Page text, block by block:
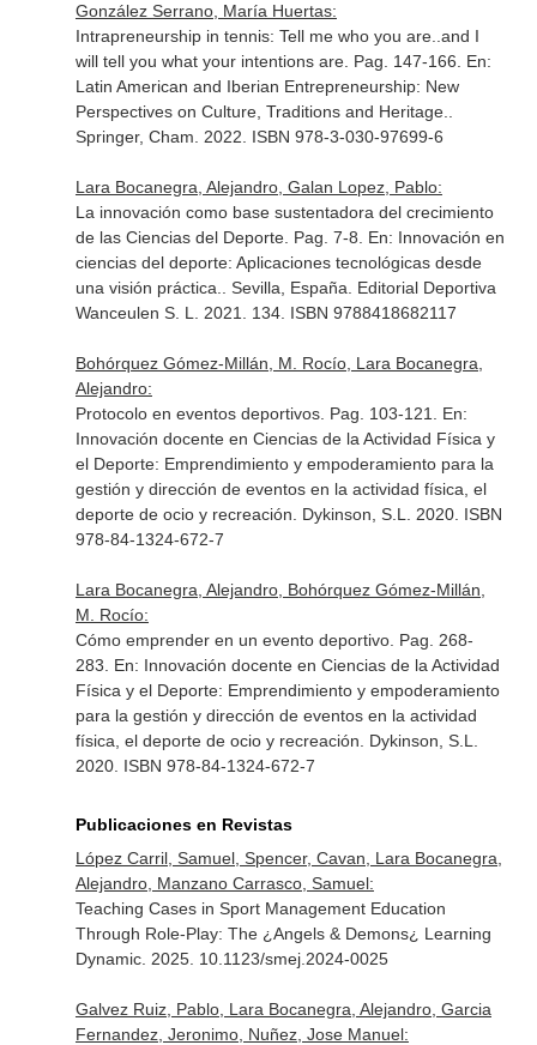
González Serrano, María Huertas:
Intrapreneurship in tennis: Tell me who you are..and I
will tell you what your intentions are. Pag. 147-166. En:
Latin American and Iberian Entrepreneurship: New
Perspectives on Culture, Traditions and Heritage.
Springer, Cham. 2022. ISBN 978-3-030-97699-6
Lara Bocanegra, Alejandro, Galan Lopez, Pablo:
La innovación como base sustentadora del crecimiento
de las Ciencias del Deporte. Pag. 7-8. En: Innovación en
ciencias del deporte: Aplicaciones tecnológicas desde
una visión práctica.
. Sevilla, España. Editorial Deportiva
Wanceulen S. L. 2021. 134. ISBN 9788418682117
Bohórquez Gómez-Millán, M. Rocío, Lara Bocanegra,
Alejandro:
Protocolo en eventos deportivos. Pag. 103-121. En:
Innovación docente en Ciencias de la Actividad Física y
el Deporte: Emprendimiento y empoderamiento para la
gestión y dirección de eventos en la actividad física, el
deporte de ocio y recreación . Dykinson, S.L. 2020. ISBN
978-84-1324-672-7
Lara Bocanegra, Alejandro, Bohórquez Gómez-Millán,
M. Rocío:
Cómo emprender en un evento deportivo. Pag. 268-
283. En: Innovación docente en Ciencias de la Actividad
Física y el Deporte: Emprendimiento y empoderamiento
para la gestión y dirección de eventos en la actividad
física, el deporte de ocio y recreación . Dykinson, S.L.
2020. ISBN 978-84-1324-672-7
Publicaciones en Revistas
López Carril, Samuel, Spencer, Cavan, Lara Bocanegra,
Alejandro, Manzano Carrasco, Samuel:
Teaching Cases in Sport Management Education
Through Role-Play: The ¿Angels & Demons¿ Learning
Dynamic. 2025. 10.1123/smej.2024-0025
Galvez Ruiz, Pablo, Lara Bocanegra, Alejandro, Garcia
Fernandez, Jeronimo, Nuñez, Jose Manuel: